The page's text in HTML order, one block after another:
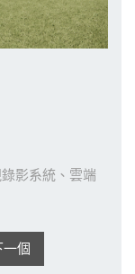
影系統、雲端
一個